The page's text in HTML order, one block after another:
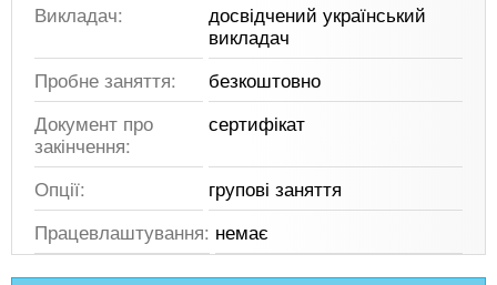
Викладач:
досвідчений український
викладач
Пробне заняття:
безкоштовно
Документ про
закінчення:
сертифікат
Опції:
групові заняття
Працевлаштування: немає